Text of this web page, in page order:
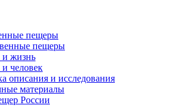
пещеры
пещеры
жизнь
человек
описания и исследования
материалы
России